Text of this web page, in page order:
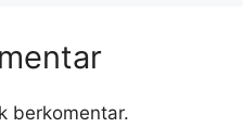
berkomentar.